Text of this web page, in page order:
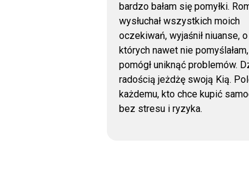
bardzo bałam się pomyłki.
wysłuchał wszystkich moich
oczekiwań, wyjaśnił niuanse, o
których nawet nie
pomógł uniknąć problemów.
radością jeżdżę swoją Kią.
każdemu, kto chce kupić
bez stresu i ryzyka.